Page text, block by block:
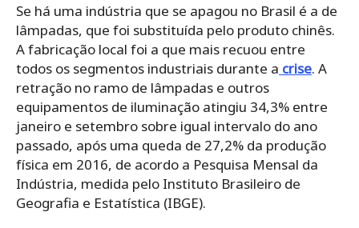
Se há uma indústria que se apagou no Brasil é a de
lâmpadas, que foi substituída pelo produto chinês.
A fabricação local foi a que mais recuou entre
todos os segmentos industriais durante a crise. A
retração no ramo de lâmpadas e outros
equipamentos de iluminação atingiu 34,3% entre
janeiro e setembro sobre igual intervalo do ano
passado, após uma queda de 27,2% da produção
física em 2016, de acordo a Pesquisa Mensal da
Indústria, medida pelo Instituto Brasileiro de
Geografia e Estatística (IBGE).